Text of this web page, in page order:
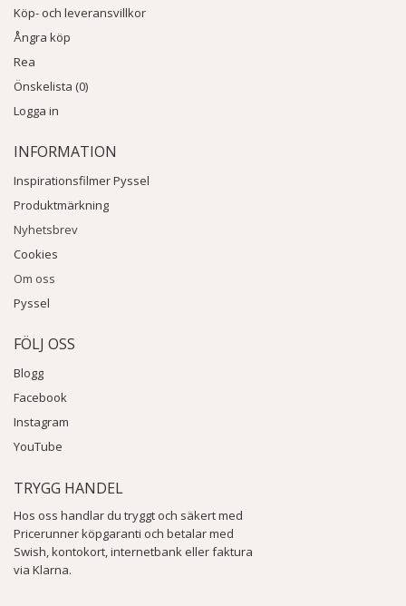
Köp- och leveransvillkor
Ångra köp
Rea
Önskelista (0)
Logga in
INFORMATION
Inspirationsfilmer Pyssel
Produktmärkning
Nyhetsbrev
Cookies
Om oss
Pyssel
FÖLJ OSS
Blogg
Facebook
Instagram
YouTube
TRYGG HANDEL
Hos oss handlar du tryggt och säkert med
Pricerunner köpgaranti och betalar med
Swish, kontokort, internetbank eller faktura
via Klarna.